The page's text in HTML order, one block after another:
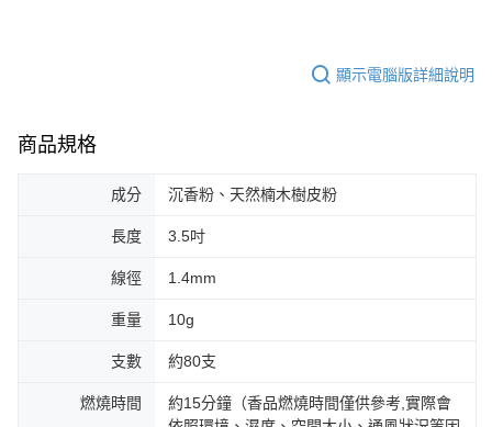
顯示電腦版詳細說明
商品規格
成分 沉香粉、天然楠木樹皮粉
長度 3.5吋
線徑 1.4mm
重量 10g
支數 約80支
燃燒時間
約15分鐘（香品燃燒時間僅供參考,實際會